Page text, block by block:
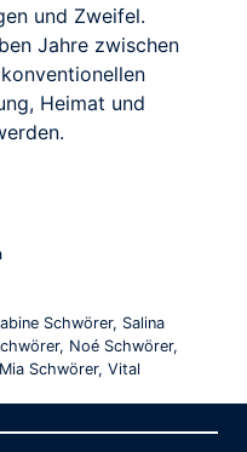
und Zweifel.
Jahre zwischen
Heimat und
Schwörer, Salina
Noé Schwörer,
Schwörer, Vital